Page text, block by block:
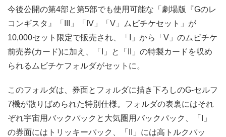
今後公開の第4部と第5部でも使用可能な「劇場版『Gのレ
コンギスタ』「III」「IV」「V」ムビチケセット」が
10,000セット限定で販売され、「I」から「V」のムビチケ
前売券(カード)に加え、「I」と「II」の特製カードを収め
られるムビチケフォルダがセットに。
このフォルダは、券面とフォルダに描き下ろしのG-セルフ
7機が散りばめられた特別仕様。フォルダの表裏にはそれ
ぞれ宇宙用バックパックと大気圏用バックパック、「I」
の券面にはトリッキーパック、「II」には高トルクパッ